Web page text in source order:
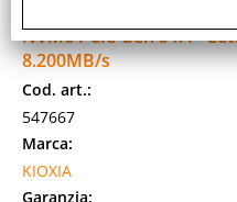
NVMe PCIe Gen 5 x4 -
8.200MB/s
Cod. art.:
547667
Marca:
KIOXIA
Garanzia: